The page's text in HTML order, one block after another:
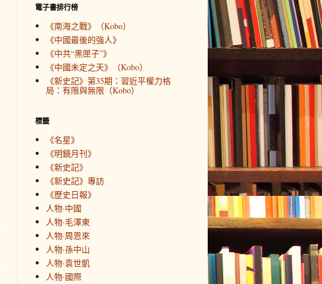
電子書排行榜
《南海之戰》（Kobo）
《中國最後的強人》
《中共“黑匣子”》
《中國未定之天》（Kobo）
《新史記》第35期：習近平權力格
局：有限與無限（Kobo）
標籤
《名星》
《明鏡月刊》
《新史記》
《新史記》專訪
《歷史日報》
人物·中國
人物·毛澤東
人物·周恩來
人物·孫中山
人物·袁世凱
人物·國際